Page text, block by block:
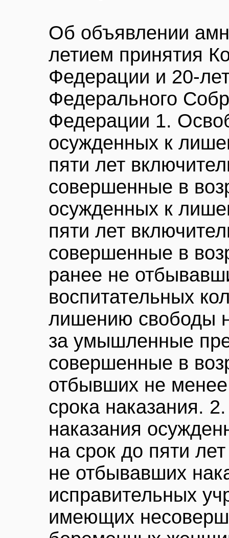
Об объявлении
летием принятия
Федерации и 20-
Федерального
Федерации 1.
осужденных к
пяти лет
совершенные в
осужденных к
пяти лет
совершенные в
ранее не
воспитательных
лишению свободы
за умышленные
совершенные в
отбывших не
срока наказания.
наказания
на срок до пяти
не отбывавших
исправительных
имеющих